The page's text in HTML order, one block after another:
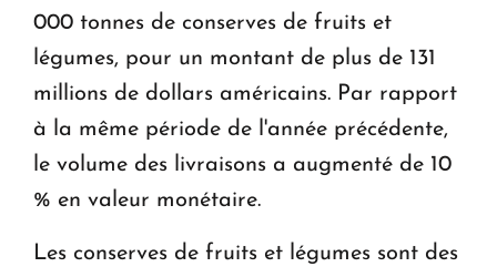
000 tonnes de conserves de fruits et
légumes, pour un montant de plus de 131
millions de dollars américains. Par rapport
à la même période de l'année précédente,
le volume des livraisons a augmenté de 10
% en valeur monétaire.
Les conserves de fruits et légumes sont des